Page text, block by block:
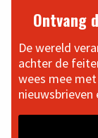
Ontvang
De wereld
achter de
wees mee
nieuwsbrieven